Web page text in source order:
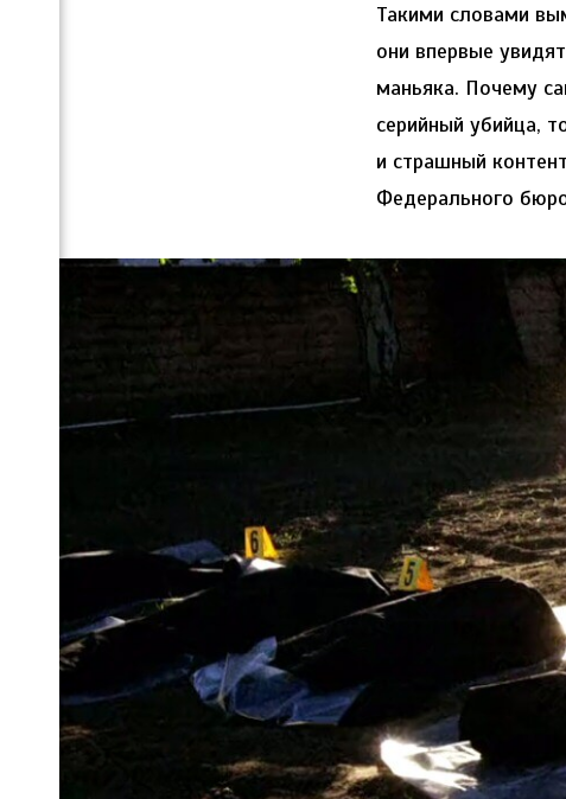
Такими словами
они впервые
маньяка. Почему
серийный убийца,
и страшный
Федерального